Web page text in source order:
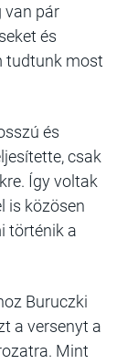
van pár
és
tudtunk most
és
csak
Így voltak
is közösen
történik a
Buruczki
a versenyt a
Mint